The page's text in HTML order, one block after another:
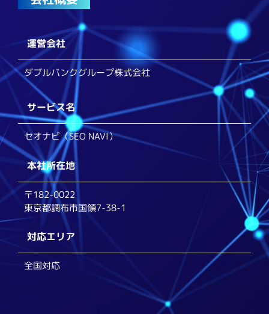
運営会社
ダブルバンクグループ株式会社
サービス名
セオナビ（SEO NAVI）
本社所在地
〒182-0022
東京都調布市国領7-38-1
対応エリア
全国対応